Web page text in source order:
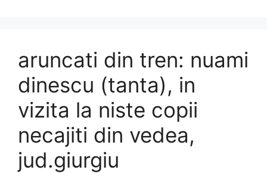
aruncati din tren: nuami
dinescu (tanta), in
vizita la niste copii
necajiti din vedea,
jud.giurgiu